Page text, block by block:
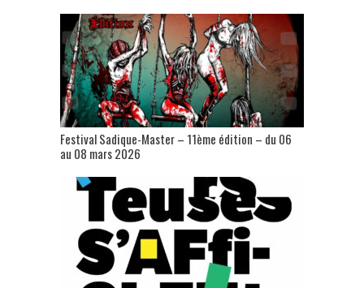
Festival Sadique-Master – 11ème édition – du 06
au 08 mars 2026